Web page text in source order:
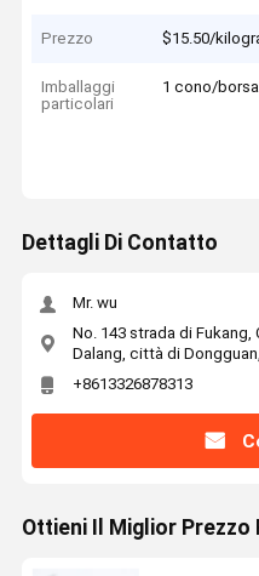
Prezzo $15.50/
Imballaggi
particolari
1 cono/borsa
Dettagli Di Contatto
Mr. wu
No. 143 strada di
Dalang, città di
+8613326878313
Ottieni Il Miglior Prezzo